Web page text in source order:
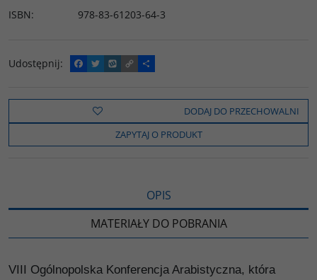
ISBN: 978-83-61203-64-3
Udostępnij:
F
a
e
o
k
T
w
t
t
e
W
y
o
C
o
y
i
n
k
P
o
z
e
l
s
DODAJ DO PRZECHOWALNI
ZAPYTAJ O PRODUKT
OPIS
MATERIAŁY DO POBRANIA
VIII Ogólnopolska Konferencja Arabistyczna, która